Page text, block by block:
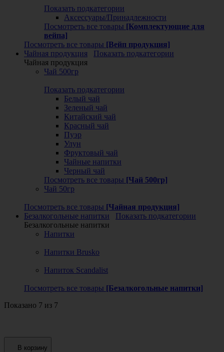
Показать подкатегории
Аксессуары/Принадлежности
Посмотреть все товары [Комплектующие для
вейпа]
Посмотреть все товары [Вейп продукция]
Чайная продукция
Показать подкатегории
Чайная продукция
Чай 500гр
Показать подкатегории
Белый чай
Зеленый чай
Китайский чай
Красный чай
Пуэр
Улун
Фруктовый чай
Чайные напитки
Черный чай
Посмотреть все товары [Чай 500гр]
Чай 50гр
Посмотреть все товары [Чайная продукция]
Безалкогольные напитки
Показать подкатегории
Безалкогольные напитки
Напитки
Напитки Brusko
Напиток Scandalist
Посмотреть все товары [Безалкогольные напитки]
Показано 7 из 7
В корзину